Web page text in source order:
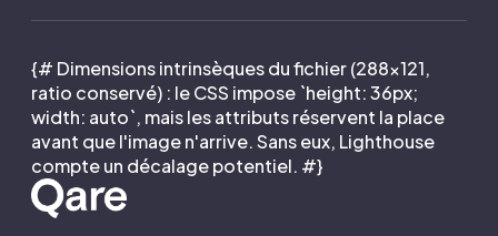
{# Dimensions intrinsèques du fichier (288×121,
ratio conservé) : le CSS impose `height: 36px;
width: auto`, mais les attributs réservent la place
avant que l'image n'arrive. Sans eux, Lighthouse
compte un décalage potentiel. #}